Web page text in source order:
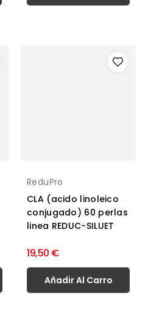
ReduPro
CLA (acido linoleico
conjugado) 60 perlas
linea REDUC-SILUET
19,50 €
Añadir Al Carro